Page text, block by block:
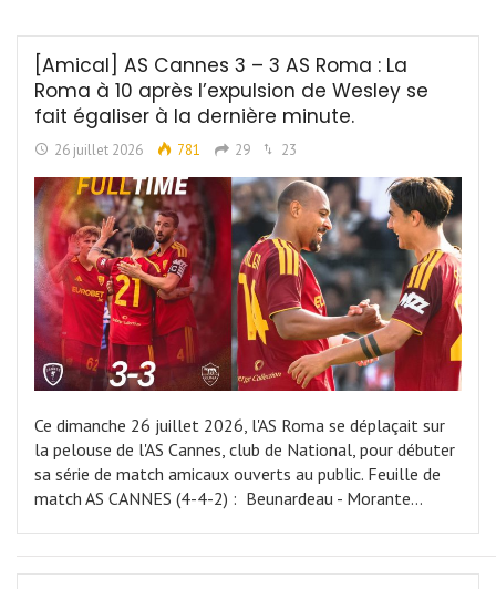
[Amical] AS Cannes 3 – 3 AS Roma : La
Roma à 10 après l’expulsion de Wesley se
fait égaliser à la dernière minute.
26 juillet 2026 781 29 23
Ce dimanche 26 juillet 2026, l'AS Roma se déplaçait sur
la pelouse de l'AS Cannes, club de National, pour débuter
sa série de match amicaux ouverts au public. Feuille de
match AS CANNES (4-4-2) : Beunardeau - Morante…